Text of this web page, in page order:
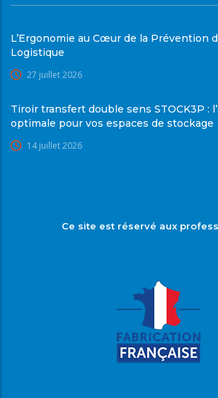
L’Ergonomie au Cœur de la Prévention
Logistique
27 juillet 2026
Tiroir transfert double sens STOCK3P :
optimale pour vos espaces de stockage
14 juillet 2026
Ce site est réservé aux